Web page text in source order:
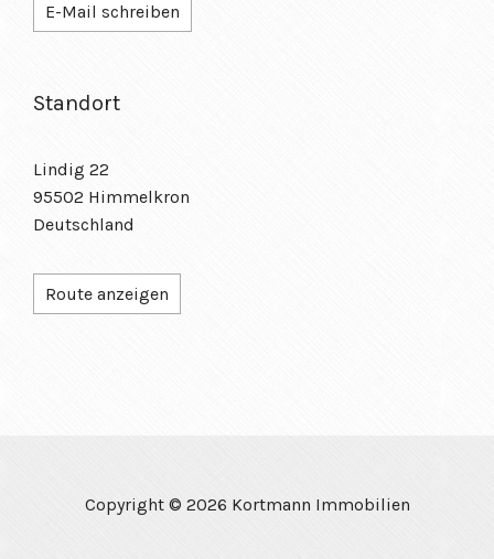
E-Mail schreiben
Standort
Lindig 22
95502 Himmelkron
Deutschland
Route anzeigen
Copyright © 2026 Kortmann Immobilien